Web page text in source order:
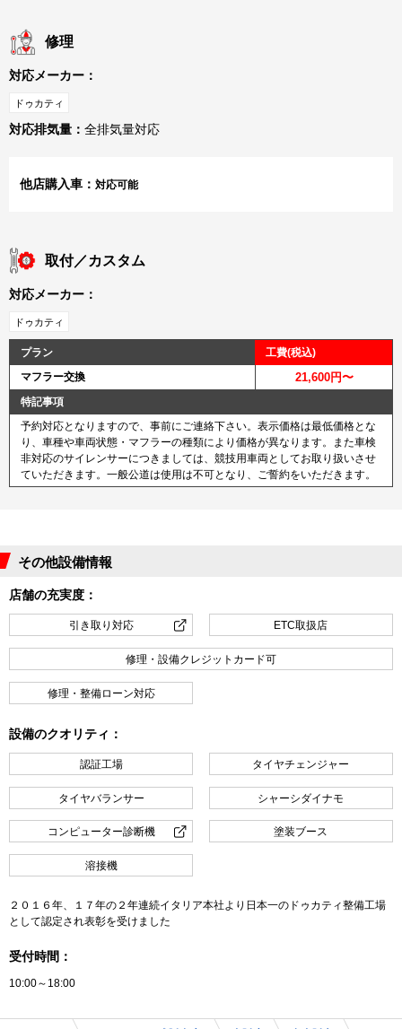
修理
対応メーカー：
ドゥカティ
対応排気量： 全排気量対応
他店購入車： 対応可能
取付／カスタム
対応メーカー：
ドゥカティ
プラン
工費(税込)
マフラー交換
21,600円〜
特記事項
予約対応となりますので、事前にご連絡下さい。表示価格は最低価格とな
り、車種や車両状態・マフラーの種類により価格が異なります。また車検
非対応のサイレンサーにつきましては、競技用車両としてお取り扱いさせ
ていただきます。一般公道は使用は不可となり、ご誓約をいただきます。
その他設備情報
店舗の充実度：
引き取り対応 ETC取扱店
修理・設備クレジットカード可
修理・整備ローン対応
設備のクオリティ：
認証工場 タイヤチェンジャー
タイヤバランサー シャーシダイナモ
コンピューター診断機 塗装ブース
溶接機
２０１６年、１７年の２年連続イタリア本社より日本一のドゥカティ整備工場
として認定され表彰を受けました
受付時間：
10:00～18:00